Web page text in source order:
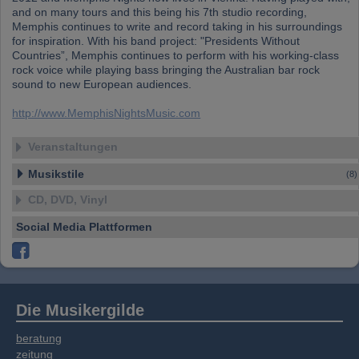
Daten zusammen, die Sie bereitgestellt haben
oder die sie im Rahmen Ihrer Nutzung der
Dienste gesammelt haben.
and on many tours and this being his 7th studio recording,
Memphis continues to write and record taking in his surroundings
for inspiration. With his band project: "Presidents Without
Countries”, Memphis continues to perform with his working-class
rock voice while playing bass bringing the Australian bar rock
sound to new European audiences.
http://www.MemphisNightsMusic.com
Veranstaltungen
Musikstile (8)
CD, DVD, Vinyl
Social Media Plattformen
Die Musikergilde
beratung
zeitung